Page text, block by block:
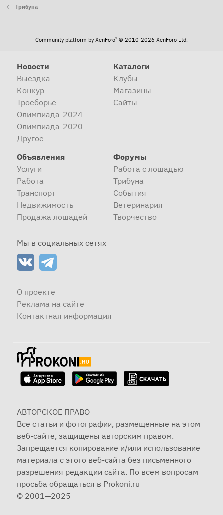
Трибуна
Community platform by XenForo® © 2010-2026 XenForo Ltd.
Новости
Выездка
Конкур
Троеборье
Олимпиада-2024
Олимпиада-2020
Другое
Каталоги
Клубы
Магазины
Сайты
Объявления
Услуги
Работа
Транспорт
Недвижимость
Продажа лошадей
Форумы
Работа с лошадью
Трибуна
События
Ветеринария
Творчество
Мы в социальных сетях
О проекте
Реклама на сайте
Контактная информация
АВТОРСКОЕ ПРАВО
Все статьи и фотографии, размещенные на этом
веб-сайте, защищены авторским правом.
Запрещается копирование и/или использование
материала с этого веб-сайта без письменного
разрешения редакции сайта. По всем вопросам
просьба обращаться в Prokoni.ru
© 2001—2025